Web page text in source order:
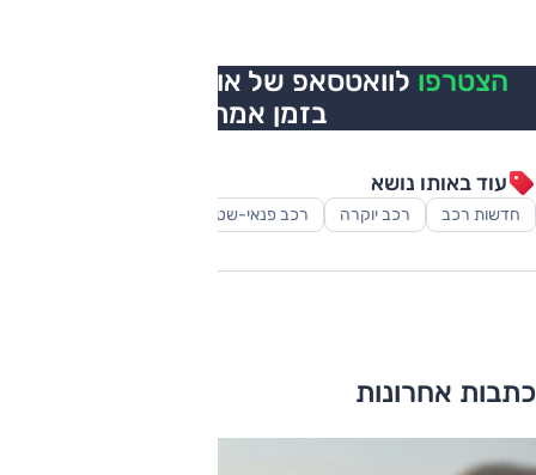
הצטרפו לוואטסאפ של אוטו, כל העדכונים
בזמן אמת
עוד באותו נושא
חדשות רכב רכב יוקרה רכב פנאי-שטח
כתבות אחרונות